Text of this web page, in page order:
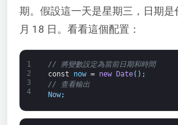
期。假設這一天是星期三，日期
月 18 日。看看這個配置：
1
2
3
4
// 將變數設定為當前日期和時間
const
now = new Date( ) ;
// 查看輸出
Now;